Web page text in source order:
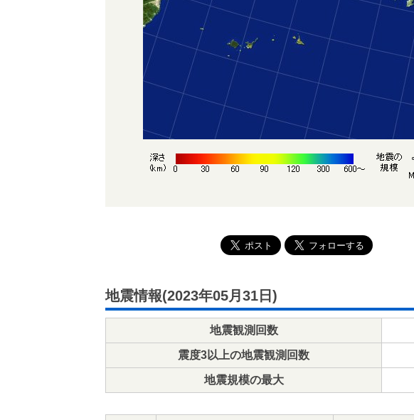
地震情報(2023年05月31日)
地震観測回数
震度3以上の地震観測回数
地震規模の最大